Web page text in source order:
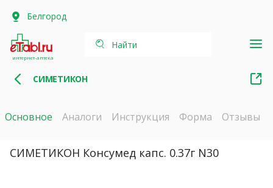
Белгород
интернет-аптека
Найти
СИМЕТИКОН
Основное Аналоги Инструкция Форма Отзывы
СИМЕТИКОН Консумед капс. 0.37г N30